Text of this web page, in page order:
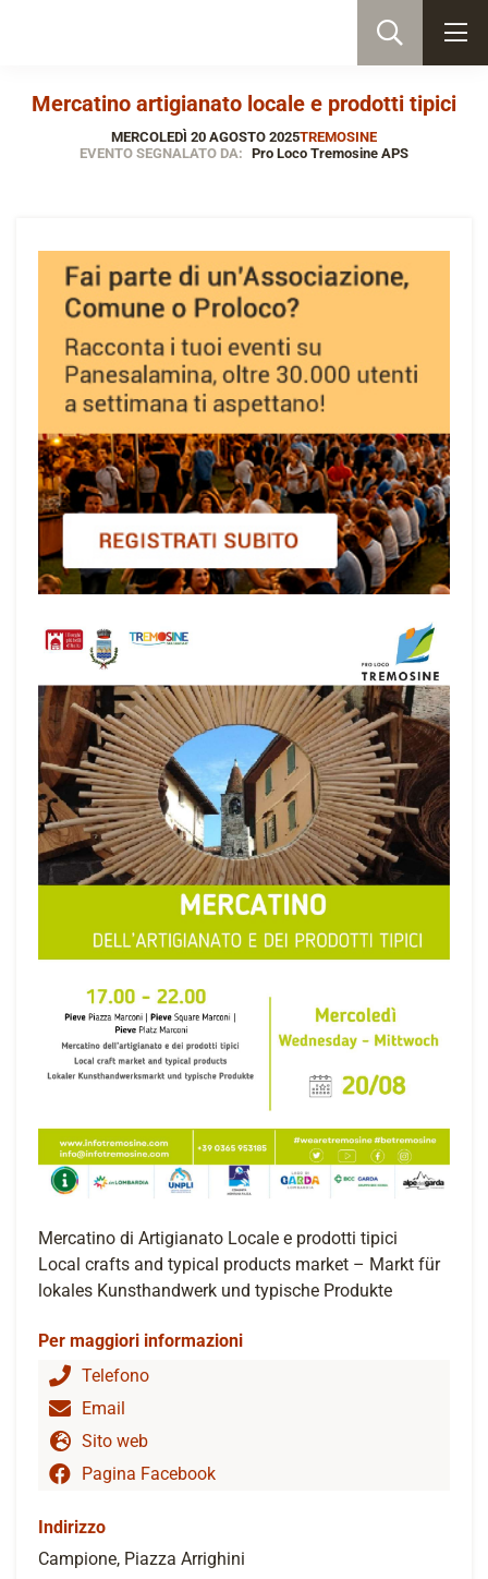
Mercatino artigianato locale e prodotti tipici
MERCOLEDÌ 20 AGOSTO 2025TREMOSINE
EVENTO SEGNALATO DA: Pro Loco Tremosine APS
Mercatino di Artigianato Locale e prodotti tipici
Local crafts and typical products market – Markt für
lokales Kunsthandwerk und typische Produkte
Per maggiori informazioni
Telefono
Email
Sito web
Pagina Facebook
Indirizzo
Campione, Piazza Arrighini